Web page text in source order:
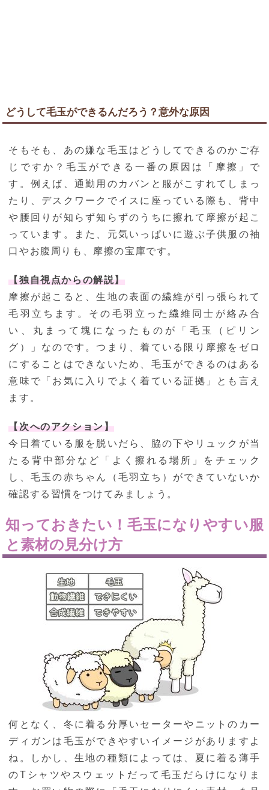
どうして毛玉ができるんだろう？意外な原因
そもそも、あの嫌な毛玉はどうしてできるのかご存
じですか？毛玉ができる一番の原因は「摩擦」で
す。例えば、通勤用のカバンと服がこすれてしまっ
たり、デスクワークでイスに座っている際も、背中
や腰回りが知らず知らずのうちに擦れて摩擦が起こ
っています。また、元気いっぱいに遊ぶ子供服の袖
口やお腹周りも、摩擦の宝庫です。
【独自視点からの解説】
摩擦が起こると、生地の表面の繊維が引っ張られて
毛羽立ちます。その毛羽立った繊維同士が絡み合
い、丸まって塊になったものが「毛玉（ピリン
グ）」なのです。つまり、着ている限り摩擦をゼロ
にすることはできないため、毛玉ができるのはある
意味で「お気に入りでよく着ている証拠」とも言え
ます。
【次へのアクション】
今日着ている服を脱いだら、脇の下やリュックが当
たる背中部分など「よく擦れる場所」をチェック
し、毛玉の赤ちゃん（毛羽立ち）ができていないか
確認する習慣をつけてみましょう。
知っておきたい！毛玉になりやすい服
と素材の見分け方
何となく、冬に着る分厚いセーターやニットのカー
ディガンは毛玉ができやすいイメージがありますよ
ね。しかし、生地の種類によっては、夏に着る薄手
のTシャツやスウェットだって毛玉だらけになりま